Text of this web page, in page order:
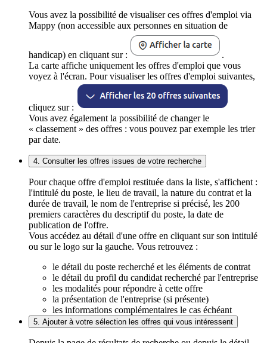
Vous avez la possibilité de visualiser ces offres d'emploi via
Mappy (non accessible aux personnes en situation de
handicap) en cliquant sur :
.
La carte affiche uniquement les offres d'emploi que vous
voyez à l'écran. Pour visualiser les offres d'emploi suivantes,
cliquez sur :
Vous avez également la possibilité de changer le
« classement » des offres : vous pouvez par exemple les trier
par date.
4. Consulter les offres issues de votre recherche
Pour chaque offre d'emploi restituée dans la liste, s'affichent :
l'intitulé du poste, le lieu de travail, la nature du contrat et la
durée de travail, le nom de l'entreprise si précisé, les 200
premiers caractères du descriptif du poste, la date de
publication de l'offre.
Vous accédez au détail d'une offre en cliquant sur son intitulé
ou sur le logo sur la gauche. Vous retrouvez :
le détail du poste recherché et les éléments de contrat
le détail du profil du candidat recherché par l'entreprise
les modalités pour répondre à cette offre
la présentation de l'entreprise (si présente)
les informations complémentaires le cas échéant
5. Ajouter à votre sélection les offres qui vous intéressent